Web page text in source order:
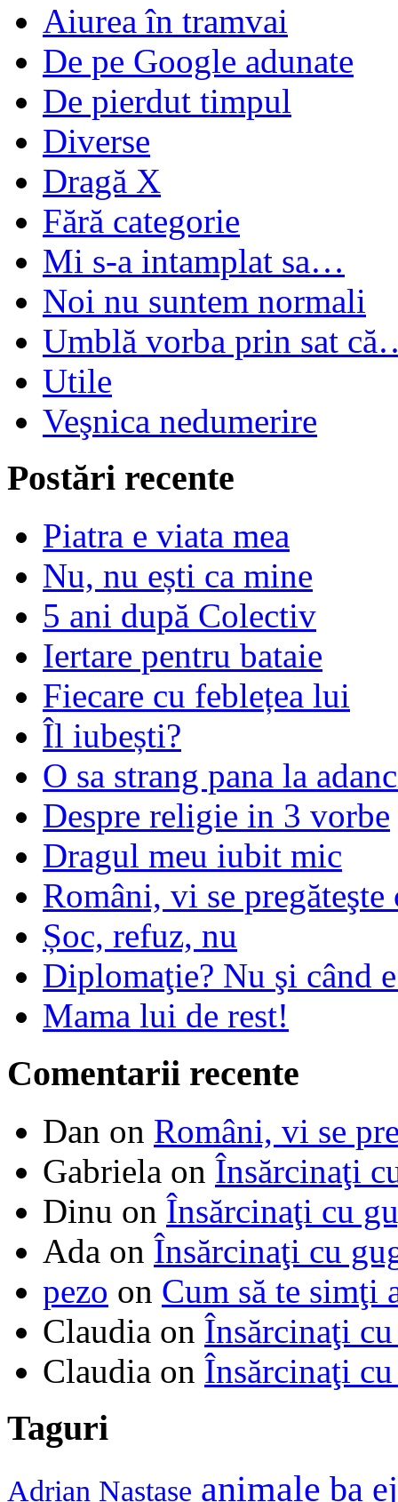
Aiurea în tramvai
De pe Google adunate
De pierdut timpul
Diverse
Dragă X
Fără categorie
Mi s-a intamplat sa…
Noi nu suntem normali
Umblă vorba prin sat
Utile
Veşnica nedumerire
Postări recente
Piatra e viata mea
Nu, nu ești ca mine
5 ani după Colectiv
Iertare pentru bataie
Fiecare cu feblețea lui
Îl iubești?
O sa strang pana la
Despre religie in 3 vorbe
Dragul meu iubit mic
Români, vi se pregăteşte
Șoc, refuz, nu
Diplomaţie? Nu şi când
Mama lui de rest!
Comentarii recente
Dan on Români, vi se
Gabriela on Însărcinaţi
Dinu on Însărcinaţi cu
Ada on Însărcinaţi cu
pezo on Cum să te simţi
Claudia on Însărcinaţi
Claudia on Însărcinaţi
Taguri
Adrian Nastase animale ba